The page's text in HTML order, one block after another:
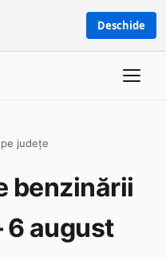
Deschide
județe
benzinării
august